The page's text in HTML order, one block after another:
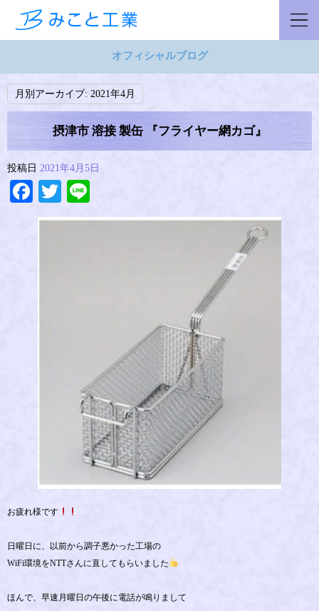
オフィシャルブログ
月別アーカイブ: 2021年4月
摂津市 溶接 製缶 『フライヤー網カゴ』
投稿日 2021年4月5日
Facebook
Twitter
お疲れ様です
日曜日に、以前から調子悪かった工場の
WiFi環境をNTTさんに直してもらいました
ほんで、早速月曜日の午後に電話が鳴りまして